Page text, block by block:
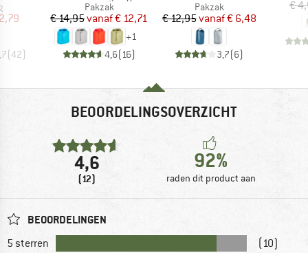
prijs
(42)
Productgroep
Pakzak
Prijs
€ 14,95 Verlaagde prijs
vanaf€ 12,71
+1
4,6(16)
Productgroep
Pakzak
Prijs
€ 12,95 Verlaagde prijs
vanaf€ 6,48
3,7(6)
€
BEOORDELINGSOVERZICHT
4,6
(12)
92%
raden dit product aan
BEOORDELINGEN
5 sterren
(10)